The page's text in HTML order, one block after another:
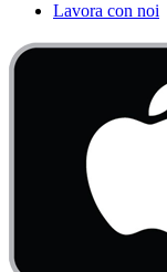
Lavora con noi